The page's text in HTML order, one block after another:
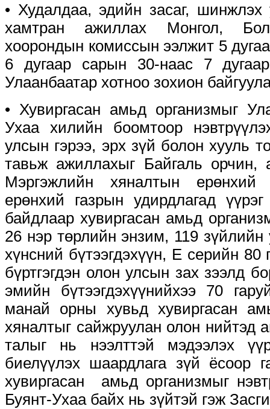
• Худалдаа, эдийн засаг, шинжлэх
хамтран ажиллах Монгол,
хоорондын комиссын ээлжит 5
6 дугаар сарын 30-наас 7
Улаанбаатар хотноо зохион
• Хувиргасан амьд организмыг
Ухаа хилийн боомтоор
улсын гэрээ, эрх зүй болон хууль
тавьж ажиллахыг Байгаль
Мэргэжлийн хяналтын
ерөнхий газрын удирдлагад
байдлаар хувиргасан амьд
26 нэр төрлийн энзим, 119
хүнсний бүтээгдэхүүн, Е серийн 80
бүртгэгдэн олон улсын зах зээлд
эмийн бүтээгдэхүүнийхээ 70
манай орны хувьд хувиргасан
хяналтыг сайжруулан олон нийтэд
талыг нь нээлттэй мэдээлэх
биелүүлэх шаардлага зүй ёсоор
хувиргасан амьд организмыг
Буянт-Ухаа байх нь зүйтэй гэж